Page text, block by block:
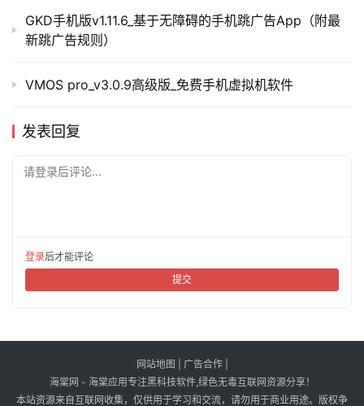
GKD手机版v1.11.6_基于无障碍的手机跳广告App（附最
新跳广告规则）
VMOS pro_v3.0.9高级版_免费手机虚拟机软件
发表回复
请登录后评论...
登录后才能评论
提交
网站地图 广告合作|
海棠网 - 海棠应用专注黑科技软件,绿色无毒互联网资源分享！
本站资源来自互联网收集，仅供用于学习和交流，请勿用于商业用途。版权争